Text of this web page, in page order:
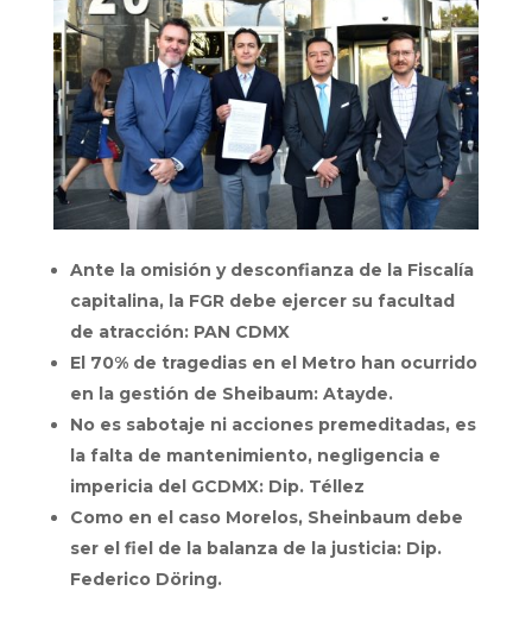
Ante la omisión y desconfianza de la Fiscalía
capitalina, la FGR debe ejercer su facultad
de atracción: PAN CDMX
El 70% de tragedias en el Metro han ocurrido
en la gestión de Sheibaum: Atayde.
No es sabotaje ni acciones premeditadas, es
la falta de mantenimiento, negligencia e
impericia del GCDMX: Dip. Téllez
Como en el caso Morelos, Sheinbaum debe
ser el fiel de la balanza de la justicia: Dip.
Federico Döring.